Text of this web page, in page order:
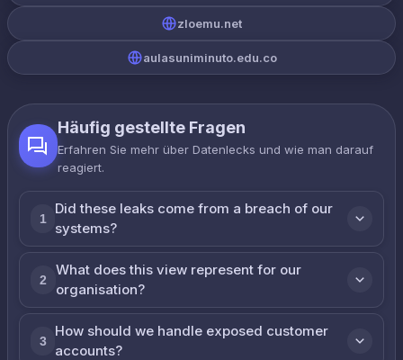
zloemu.net
aulasuniminuto.edu.co
Häufig gestellte Fragen
Erfahren Sie mehr über Datenlecks und wie man darauf
reagiert.
1
Did these leaks come from a breach of our
systems?
2
What does this view represent for our
organisation?
3
How should we handle exposed customer
accounts?